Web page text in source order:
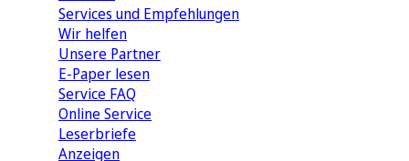
Services und Empfehlungen
Wir helfen
Unsere Partner
E-Paper lesen
Service FAQ
Online Service
Leserbriefe
Anzeigen